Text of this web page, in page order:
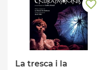
La tresca i la